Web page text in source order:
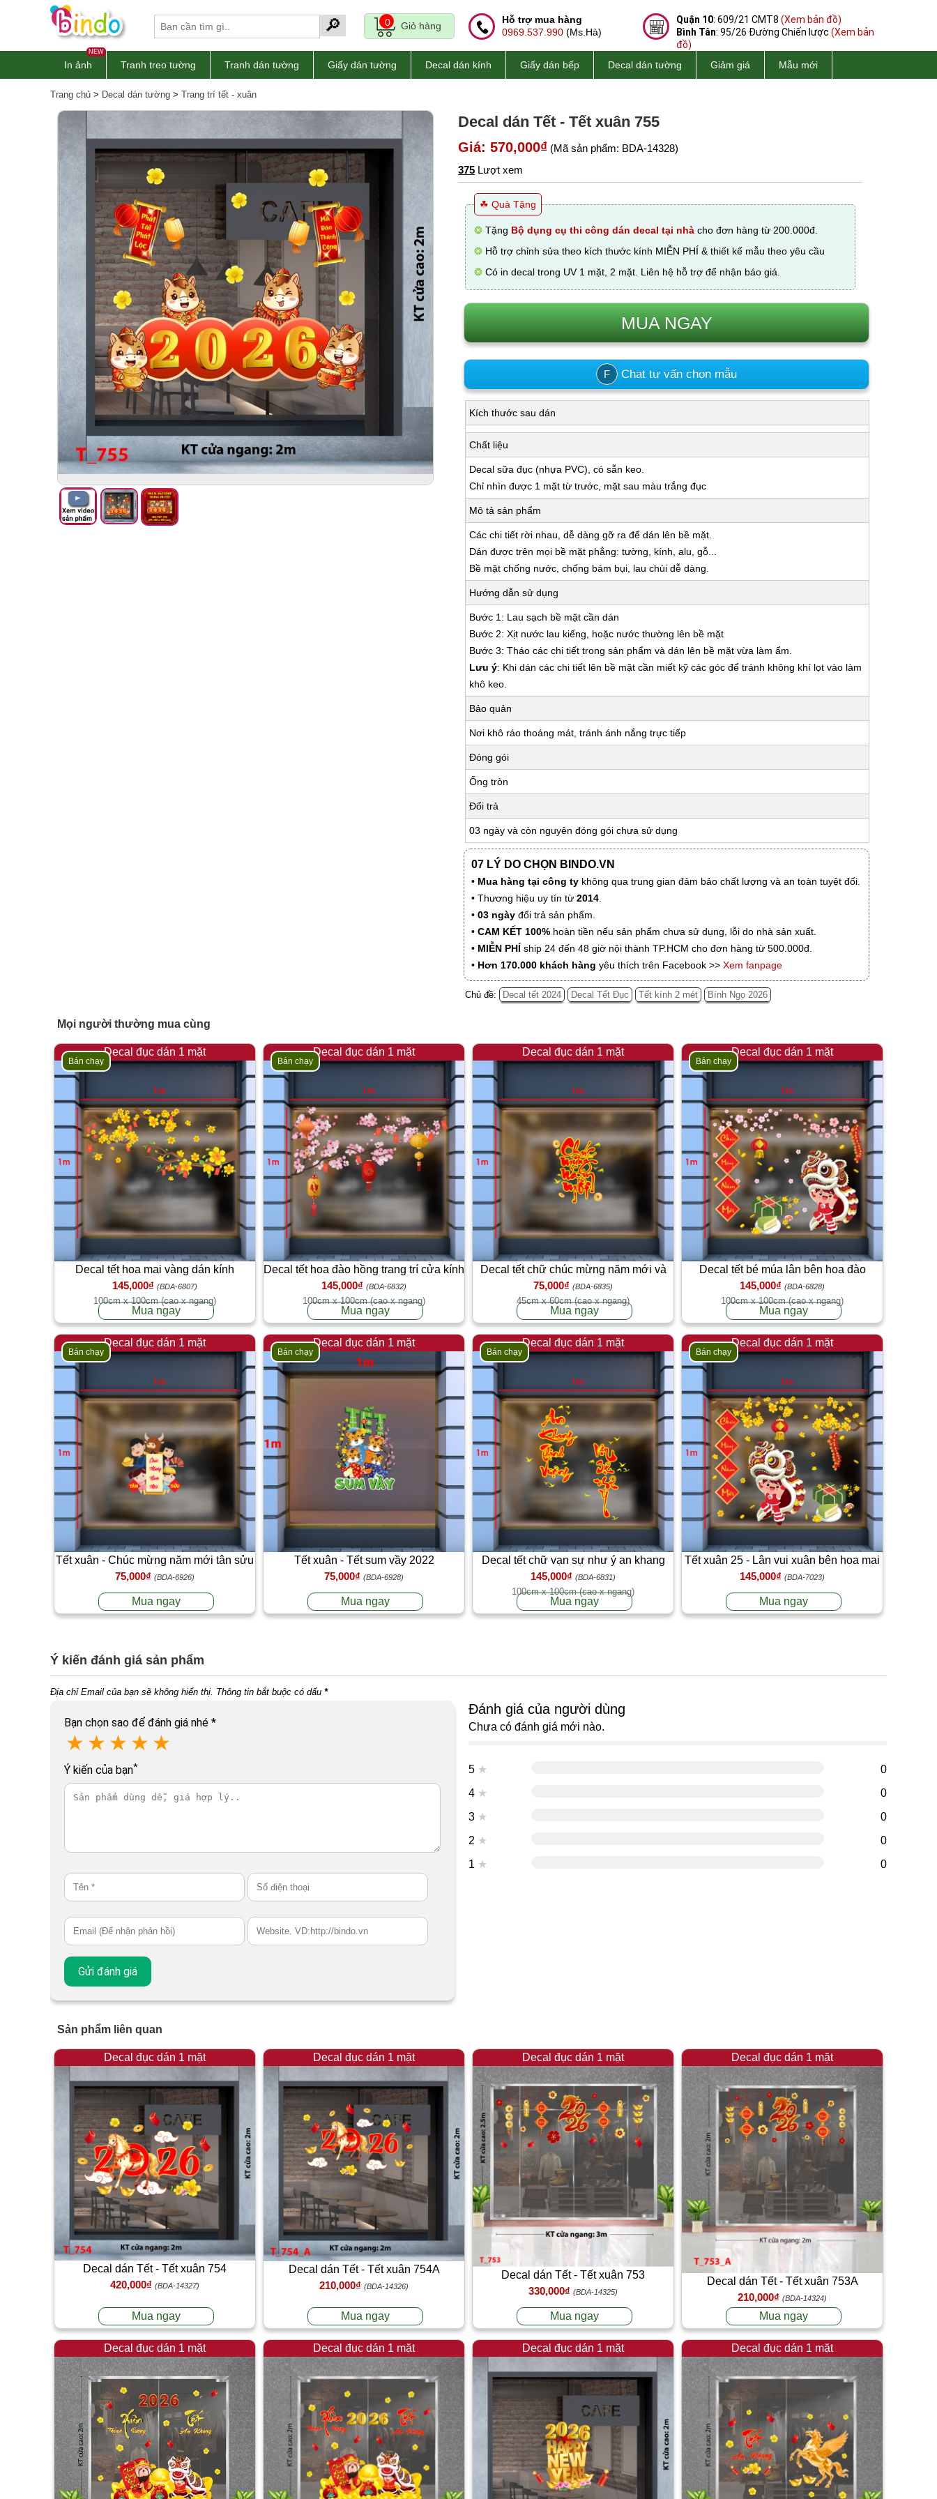
🔎 0 Giỏ hàng
Hỗ trợ mua hàng
0969.537.990 (Ms.Hà)
Quận 10: 609/21 CMT8 (Xem bản đồ)
Bình Tân: 95/26 Đường Chiến lược (Xem bản
đồ)
NEW
In ảnh Tranh treo tường Tranh dán tường Giấy dán tường Decal dán kính Giấy dán bếp Decal dán tường Giảm giá Mẫu mới
Trang chủ > Decal dán tường > Trang trí tết - xuân
Decal dán Tết - Tết xuân 755
Giá: 570,000₫ (Mã sản phẩm: BDA-14328)
375 Lượt xem
☘ Quà Tặng
❂ Tặng Bộ dụng cụ thi công dán decal tại nhà cho đơn hàng từ 200.000đ.
❂ Hỗ trợ chỉnh sửa theo kích thước kính MIỄN PHÍ & thiết kế mẫu theo yêu cầu
❂ Có in decal trong UV 1 mặt, 2 mặt. Liên hệ hỗ trợ để nhận báo giá.
MUA NGAY
F Chat tư vấn chọn mẫu
Kích thước sau dán
Chất liệu
Decal sữa đục (nhựa PVC), có sẵn keo.
Chỉ nhìn được 1 mặt từ trước, mặt sau màu trắng đục
Mô tả sản phẩm
Các chi tiết rời nhau, dễ dàng gỡ ra để dán lên bề mặt.
Dán được trên mọi bề mặt phẳng: tường, kính, alu, gỗ...
Bề mặt chống nước, chống bám bụi, lau chùi dễ dàng.
Hướng dẫn sử dụng
Bước 1: Lau sạch bề mặt cần dán
Bước 2: Xịt nước lau kiếng, hoặc nước thường lên bề mặt
Bước 3: Tháo các chi tiết trong sản phẩm và dán lên bề mặt vừa làm ẩm.
Lưu ý: Khi dán các chi tiết lên bề mặt cần miết kỹ các góc để tránh không khí lọt vào làm
khô keo.
Bảo quản
Nơi khô ráo thoáng mát, tránh ánh nắng trực tiếp
Đóng gói
Ống tròn
Đổi trả
03 ngày và còn nguyên đóng gói chưa sử dụng
07 LÝ DO CHỌN BINDO.VN
• Mua hàng tại công ty không qua trung gian đảm bảo chất lượng và an toàn tuyệt đối.
• Thương hiệu uy tín từ 2014
• 03 ngày đổi trả sản phẩm.
• CAM KẾT 100% hoàn tiền nếu sản phẩm chưa sử dụng, lỗi do nhà sản xuất.
• MIỄN PHÍ ship 24 đến 48 giờ nội thành TP.HCM cho đơn hàng từ 500.000đ.
• Hơn 170.000 khách hàng yêu thích trên Facebook >> Xem fanpage
Chủ đề: Decal tết 2024 Decal Tết Đục Tết kính 2 mét Bính Ngọ 2026
Mọi người thường mua cùng
Decal đục dán 1 mặt
Bán chạy
Decal tết hoa mai vàng dán kính
145,000₫ (BDA-6807)
100cm x 100cm (cao x ngang)
Mua ngay
Decal đục dán 1 mặt
Bán chạy
Decal tết hoa đào hồng trang trí cửa kính
145,000₫ (BDA-6832)
100cm x 100cm (cao x ngang)
Mua ngay
Decal đục dán 1 mặt
Decal tết chữ chúc mừng năm mới và
chim én vàng
75,000₫ (BDA-6835)
45cm x 60cm (cao x ngang)
Mua ngay
Decal đục dán 1 mặt
Bán chạy
Decal tết bé múa lân bên hoa đào
145,000₫ (BDA-6828)
100cm x 100cm (cao x ngang)
Mua ngay
Decal đục dán 1 mặt
Bán chạy
Tết xuân - Chúc mừng năm mới tân sửu
T2
75,000₫ (BDA-6926)
Mua ngay
Decal đục dán 1 mặt
Bán chạy
Tết xuân - Tết sum vầy 2022
75,000₫ (BDA-6928)
Mua ngay
Decal đục dán 1 mặt
Bán chạy
Decal tết chữ vạn sự như ý an khang
thịnh vượng
145,000₫ (BDA-6831)
100cm x 100cm (cao x ngang)
Mua ngay
Decal đục dán 1 mặt
Bán chạy
Tết xuân 25 - Lân vui xuân bên hoa mai
145,000₫ (BDA-7023)
Mua ngay
Ý kiến đánh giá sản phẩm
Địa chỉ Email của bạn sẽ không hiển thị. Thông tin bắt buộc có dấu *
Bạn chọn sao để đánh giá nhé *
★ ★ ★ ★ ★
Ý kiến của bạn*
Đánh giá của người dùng
Chưa có đánh giá mới nào.
5 ★
0
4 ★
0
3 ★
0
2 ★
0
1 ★ 0
Sản phẩm liên quan
Decal đục dán 1 mặt
Decal dán Tết - Tết xuân 754
420,000₫ (BDA-14327)
Mua ngay
Decal đục dán 1 mặt
Decal dán Tết - Tết xuân 754A
210,000₫ (BDA-14326)
Mua ngay
Decal đục dán 1 mặt
Decal dán Tết - Tết xuân 753
330,000₫ (BDA-14325)
Mua ngay
Decal đục dán 1 mặt
Decal dán Tết - Tết xuân 753A
210,000₫ (BDA-14324)
Mua ngay
Decal đục dán 1 mặt Decal đục dán 1 mặt Decal đục dán 1 mặt Decal đục dán 1 mặt